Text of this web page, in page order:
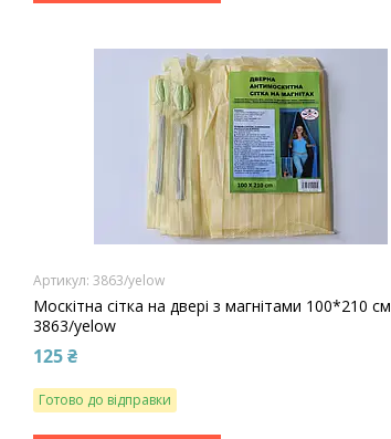
3863/yelow
Москітна сітка на двері з магнітами 100*210 см
3863/yelow
125 ₴
Готово до відправки